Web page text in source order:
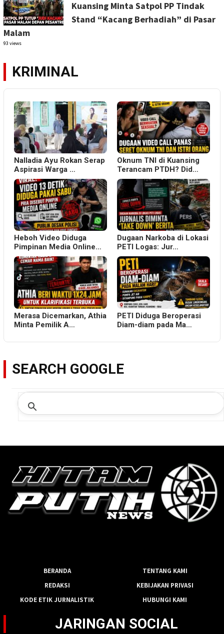
Kuansing Minta Satpol PP Tindak
Stand “Kacang Berhadiah” di Pasar
Malam
93 views
KRIMINAL
Nalladia Ayu Rokan Serap
Aspirasi Warga …
Oknum TNI di Kuansing
Terancam PTDH? Did…
Heboh Video Diduga
Pimpinan Media Online…
Dugaan Narkoba di Lokasi
PETI Logas: Jur…
Merasa Dicemarkan, Athia
Minta Pemilik A…
PETI Diduga Beroperasi
Diam-diam pada Ma…
SEARCH GOOGLE
BERANDA
TENTANG KAMI
REDAKSI
KEBIJAKAN PRIVASI
KODE ETIK JURNALISTIK
HUBUNGI KAMI
JARINGAN SOCIAL